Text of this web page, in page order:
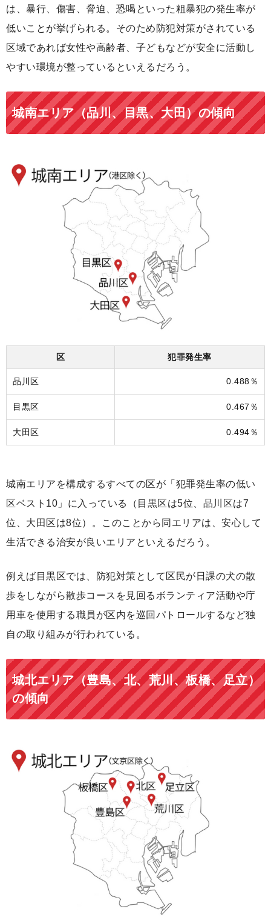
は、暴行、傷害、脅迫、恐喝といった粗暴犯の発生率が
低いことが挙げられる。そのため防犯対策がされている
区域であれば女性や高齢者、子どもなどが安全に活動し
やすい環境が整っているといえるだろう。
城南エリア（品川、目黒、大田）の傾向
区 犯罪発生率
品川区 0.488％
目黒区 0.467％
大田区 0.494％
城南エリアを構成するすべての区が「犯罪発生率の低い
区ベスト10」に入っている（目黒区は5位、品川区は7
位、大田区は8位）。このことから同エリアは、安心して
生活できる治安が良いエリアといえるだろう。
例えば目黒区では、防犯対策として区民が日課の犬の散
歩をしながら散歩コースを見回るボランティア活動や庁
用車を使用する職員が区内を巡回パトロールするなど独
自の取り組みが行われている。
城北エリア（豊島、北、荒川、板橋、足立）
の傾向